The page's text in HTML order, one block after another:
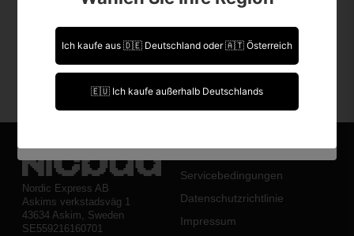
Leider können Sie Ihre Daten nicht selbst ändern.
Ich bin über 18 Jahre alt.
Ich bin unter 18 Jahre alt.
Nordic Express AB
Askims verkstadsväg 1
43634 Askim, Sweden
SE559216160701
Über Nicotine
Servicebedingungen
Datenschutzrichtlinie
Impressum
Ich kaufe aus 🇩🇪 Deutschland oder 🇦🇹 Österreich
🇪🇺 Ich kaufe außerhalb Deutschlands